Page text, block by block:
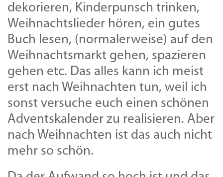
dekorieren, Kinderpunsch trinken,
Weihnachtslieder hören, ein gutes
Buch lesen, (normalerweise) auf den
Weihnachtsmarkt gehen, spazieren
gehen etc. Das alles kann ich meist
erst nach Weihnachten tun, weil ich
sonst versuche euch einen schönen
Adventskalender zu realisieren. Aber
nach Weihnachten ist das auch nicht
mehr so schön.